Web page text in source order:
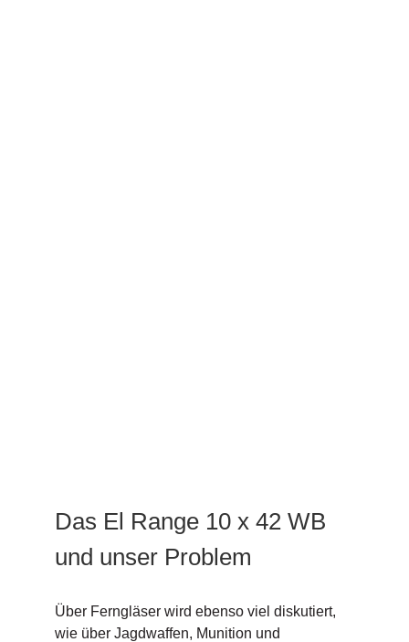
Das El Range 10 x 42 WB
und unser Problem
Über Ferngläser wird ebenso viel diskutiert,
wie über Jagdwaffen, Munition und